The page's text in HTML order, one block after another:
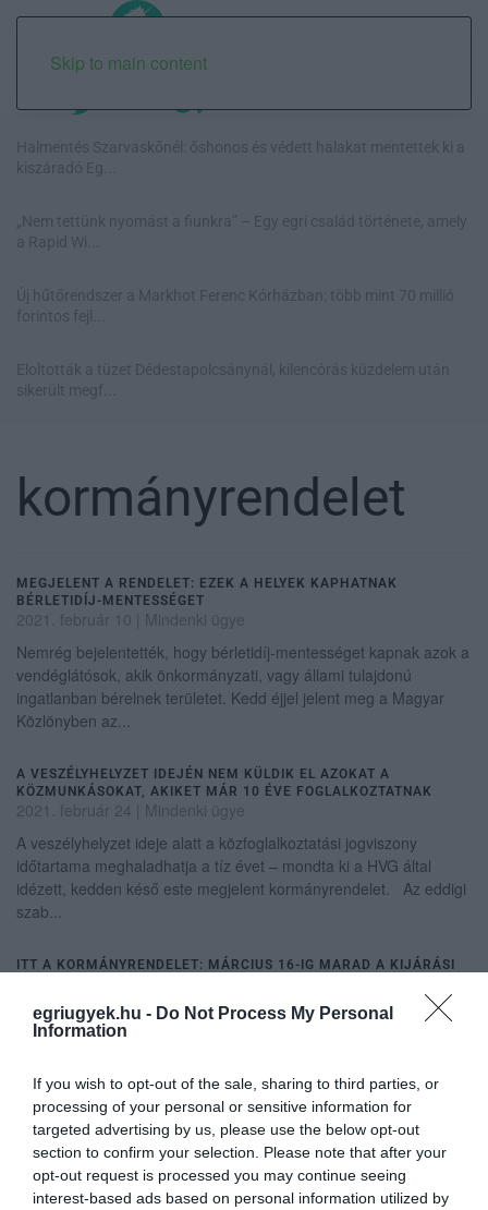
egriugyek.hu - Do Not Process My Personal
Information
If you wish to opt-out of the sale, sharing to third parties, or
processing of your personal or sensitive information for
targeted advertising by us, please use the below opt-out
section to confirm your selection. Please note that after your
opt-out request is processed you may continue seeing
interest-based ads based on personal information utilized by
Skip to main content
Halmentés Szarvaskőnél: őshonos és védett halakat mentettek ki a
kiszáradó Eg...
„Nem tettünk nyomást a fiunkra” – Egy egri család története, amely
a Rapid Wi...
Új hűtőrendszer a Markhot Ferenc Kórházban: több mint 70 millió
forintos fejl...
Eloltották a tüzet Dédestapolcsánynál, kilencórás küzdelem után
sikerült megf...
kormányrendelet
MEGJELENT A RENDELET: EZEK A HELYEK KAPHATNAK
BÉRLETIDÍJ-MENTESSÉGET
2021. február 10
Mindenki ügye
Nemrég bejelentették, hogy bérletidíj-mentességet kapnak azok a
vendéglátósok, akik önkormányzati, vagy állami tulajdonú
ingatlanban bérelnek területet. Kedd éjjel jelent meg a Magyar
Közlönyben az...
A VESZÉLYHELYZET IDEJÉN NEM KÜLDIK EL AZOKAT A
KÖZMUNKÁSOKAT, AKIKET MÁR 10 ÉVE FOGLALKOZTATNAK
2021. február 24
Mindenki ügye
A veszélyhelyzet ideje alatt a közfoglalkoztatási jogviszony
időtartama meghaladhatja a tíz évet – mondta ki a HVG által
idézett, kedden késő este megjelent kormányrendelet. Az eddigi
szab...
ITT A KORMÁNYRENDELET: MÁRCIUS 16-IG MARAD A KIJÁRÁSI
Megjelent a Magyar Közlönyben a kijárási korlátozást
hosszabbítja meg a kormány a kijárást korlátozó intézkedést –
számolt be szombat est...
MOSTANTÓL EGYEDÜLÁLLÓKÉNT ÖRÖKBE FOGADNI CSAK NOVÁK
KATALIN ENGEDÉLYÉVEL LEHET
2021. február 28 |Mindenki ügye